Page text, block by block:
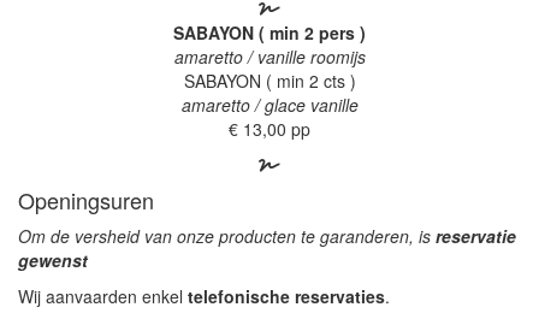
SABAYON ( min 2 pers )
amaretto / vanille roomijs
SABAYON ( min 2 cts )
amaretto / glace vanille
€ 13,00 pp
Openingsuren
Om de versheid van onze producten te garanderen, is reservatie
gewenst
Wij aanvaarden enkel telefonische reservaties.